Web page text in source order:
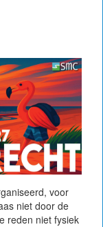
voor
niet door de
reden niet fysiek